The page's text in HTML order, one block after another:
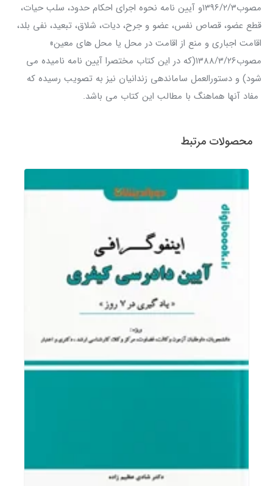
مصوب۱۳۹۶/۲/۳و آیین نامه نحوه اجرای احکام حدود، سلب حیات،
قطع عضو، قصاص نفس، عضو و جرح، دیات، شلاق، تبعید، نفی بلد،
اقامت اجباری و منع از اقامت در محل یا محل های معین»
مصوب۱۳۸۸/۳/۲۶(که در این کتاب مختصرا آیین نامه نامیده می
شود) و دستورالعمل ساماندهی زندانیان نیز به تصویب رسیده که
مفاد آنها هماهنگ با مطالب این کتاب می باشد.
محصولات مرتبط